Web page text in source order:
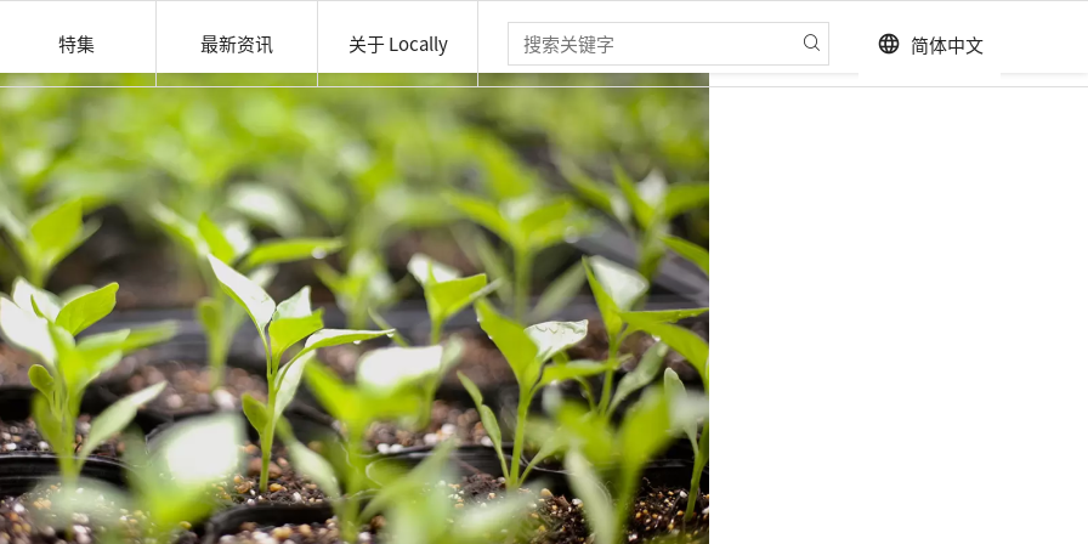
特集 最新资讯 关于 Locally language 简体中文